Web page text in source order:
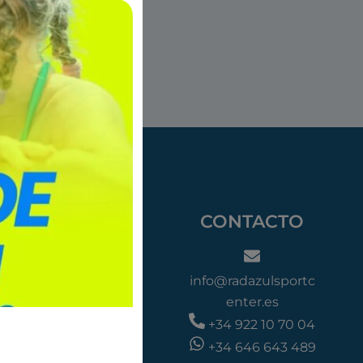
SIGUIENTE
EVENTOS
Grupos y empresas
CONTACTO
info@radazulsportc
enter.es
+34 922 10 70 04
+34 646 643 489